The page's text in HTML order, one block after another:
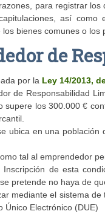
para registrar
así
bienes comunes o los
de
por la Ley 14/2013,
de Responsabilidad
supere los 300.000 €
ubica en una
tal al emprendedor
de esta
pretende no haya de
mediante el sistema
Único Electrónico (DUE)